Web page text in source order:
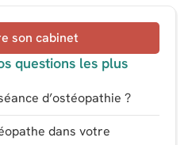
son cabinet
questions les plus
d’ostéopathie ?
dans votre